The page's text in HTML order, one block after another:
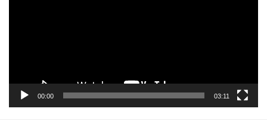
00:00 03:11